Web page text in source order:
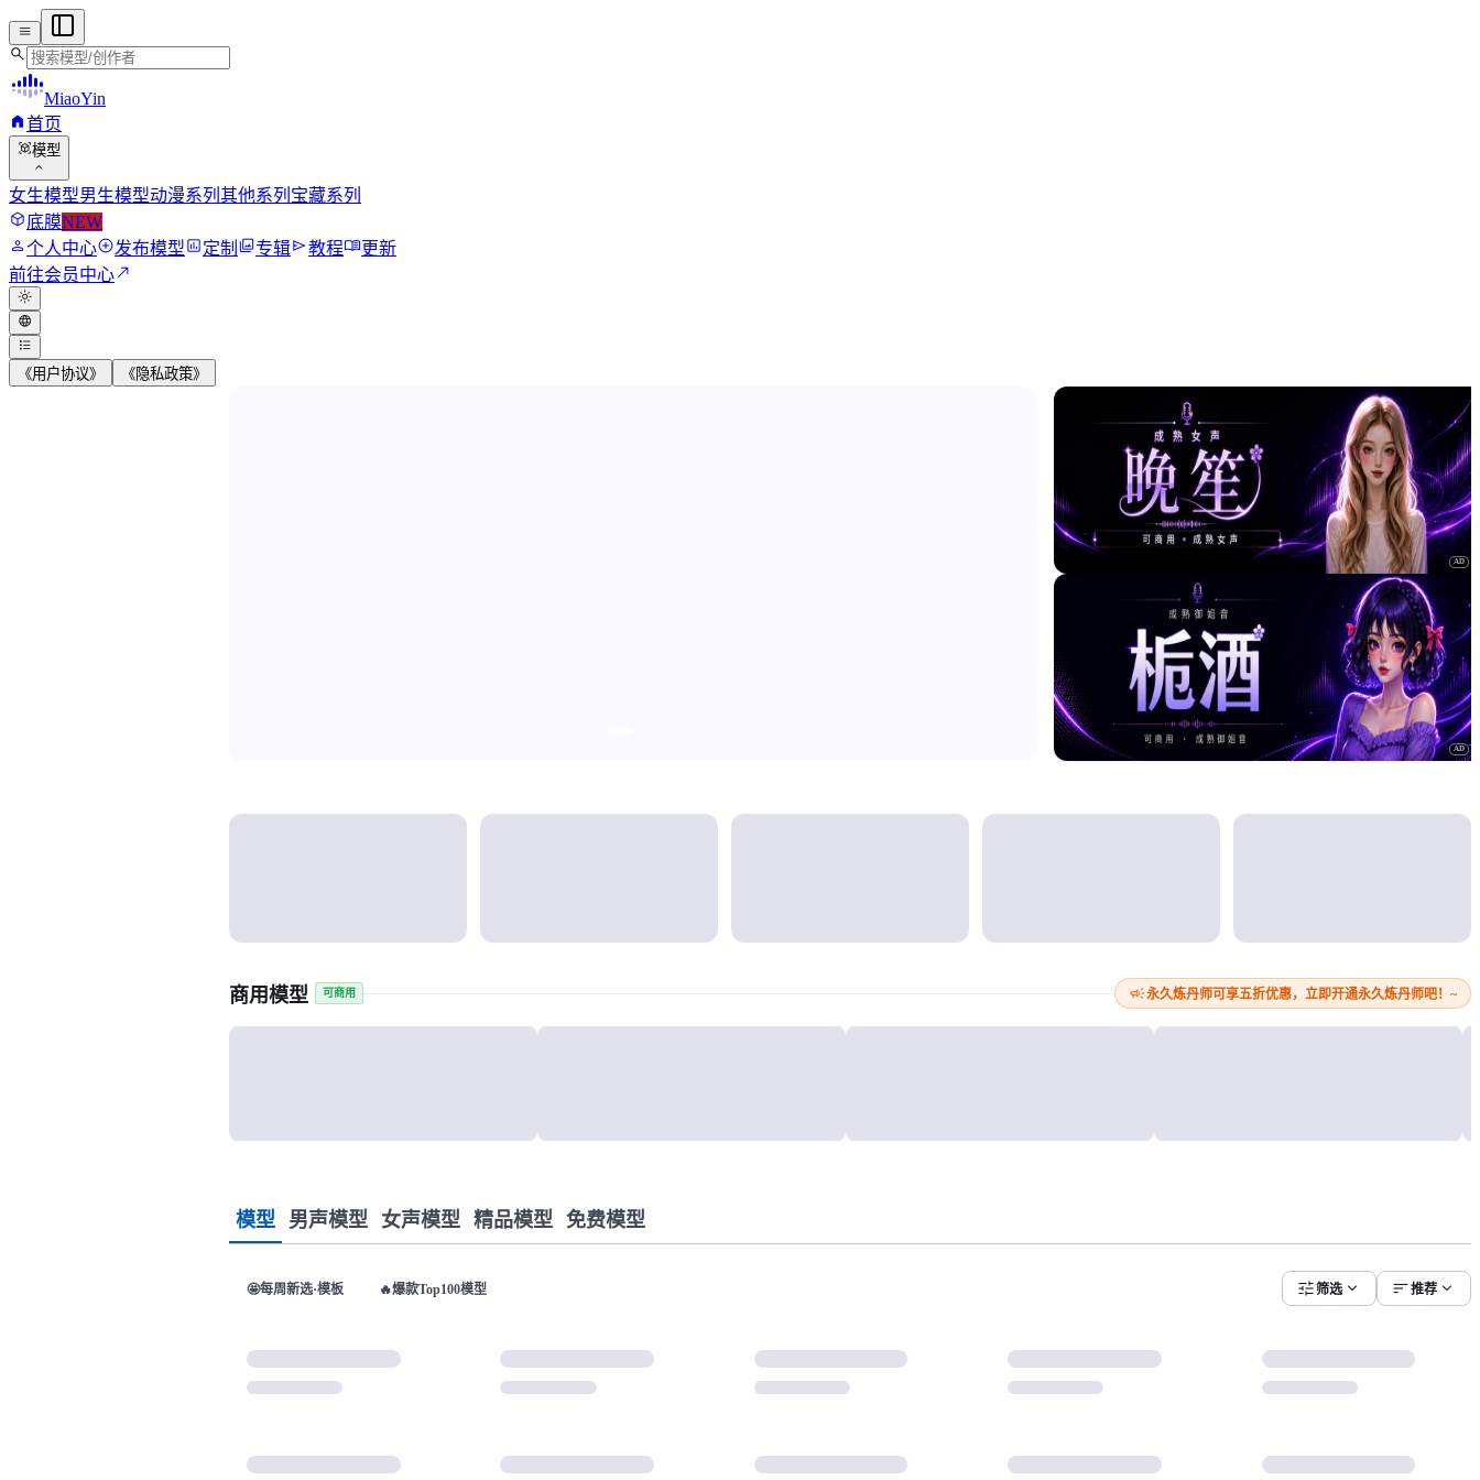
menu
search
MiaoYin
home首页
view_in_ar模型
expand_more
女生模型男生模型动漫系列 其他系列 宝藏系列
deployed_code底膜NEW
person个人中心add_circle发布模型assessment定制 photo_library专辑send教程menu_book更新
前往会员中心north_east
light_mode
language
format_list_bulleted
《用户协议》 《隐私政策》
AD
AD
Model categories
商用模型 可商用 campaign永久炼丹师可享五折优惠，立即开通永久炼丹师吧！~
模型 男声模型 女声模型 精品模型 免费模型
🤩每周新选·模板 🔥爆款Top100模型 tune筛选 expand_more sort推荐 expand_more